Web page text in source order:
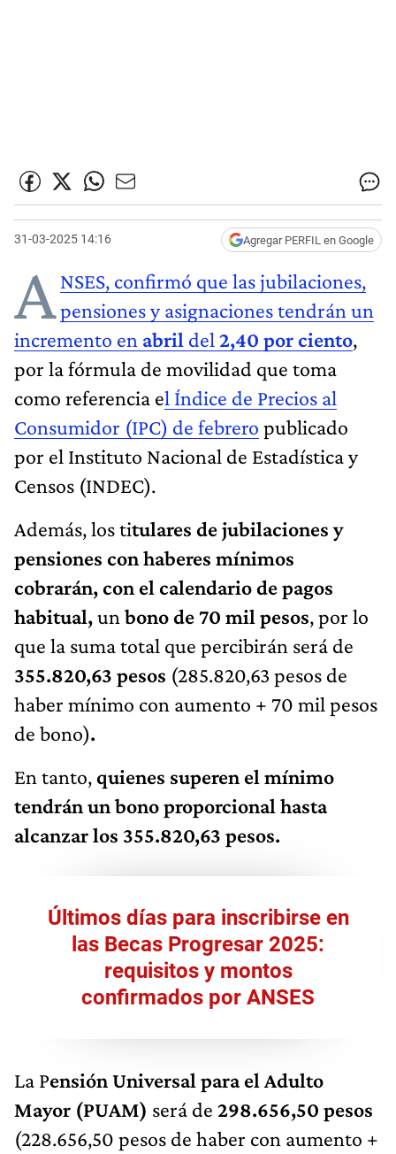
31-03-2025 14:16 Agregar PERFIL en Google
ANSES, confirmó que las jubilaciones,
pensiones y asignaciones tendrán un
incremento en abril del 2,40 por ciento,
por la fórmula de movilidad que toma
como referencia el Índice de Precios al
Consumidor (IPC) de febrero publicado
por el Instituto Nacional de Estadística y
Censos (INDEC).
Además, los titulares de jubilaciones y
pensiones con haberes mínimos
cobrarán, con el calendario de pagos
habitual,un bono de 70 mil pesos, por lo
que la suma total que percibirán será de
355.820,63 pesos (285.820,63 pesos de
haber mínimo con aumento + 70 mil pesos
de bono).
En tanto, quienes superen el mínimo
tendrán un bono proporcional hasta
alcanzar los 355.820,63 pesos.
Últimos días para inscribirse en
las Becas Progresar 2025:
requisitos y montos
confirmados por ANSES
La Pensión Universal para el Adulto
Mayor (PUAM) será de 298.656,50 pesos
(228.656,50 pesos de haber con aumento +